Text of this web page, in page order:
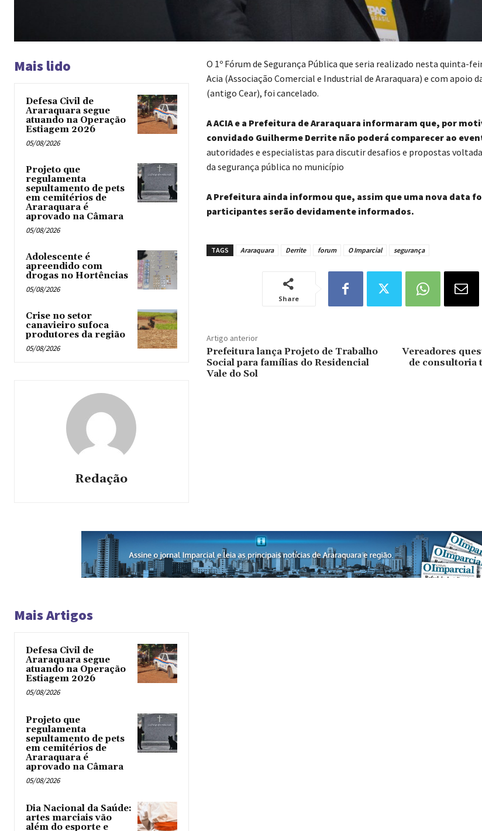
Mais lido
Defesa Civil de
Araraquara segue
atuando na Operação
Estiagem 2026
05/08/2026
Projeto que
regulamenta
sepultamento de pets
em cemitérios de
Araraquara é
aprovado na Câmara
05/08/2026
Adolescente é
apreendido com
drogas no Hortências ‎
05/08/2026
Crise no setor
canavieiro sufoca
produtores da região
05/08/2026
Redação
O 1º Fórum de Segurança Pública que seria realizado nesta quinta-
Acia (Associação Comercial e Industrial de Araraquara) e com apoio
(antigo Cear), foi cancelado.
A ACIA e a Prefeitura de Araraquara informaram que, por
convidado Guilherme Derrite não poderá comparecer ao
autoridades e especialistas para discutir desafios e propostas
da segurança pública no município
A Prefeitura ainda informou que, assim que uma nova data
participantes serão devidamente informados.
TAGS Araraquara Derrite forum O Imparcial segurança
Share
Artigo anterior
Prefeitura lança Projeto de Trabalho
Social para famílias do Residencial
Vale do Sol
Vereadores
de consultoria
Mais Artigos
Defesa Civil de
Araraquara segue
atuando na Operação
Estiagem 2026
05/08/2026
Projeto que
regulamenta
sepultamento de pets
em cemitérios de
Araraquara é
aprovado na Câmara
05/08/2026
Dia Nacional da Saúde:
artes marciais vão
além do esporte e